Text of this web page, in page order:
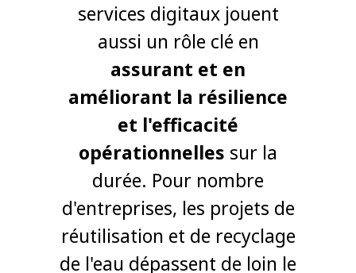
services digitaux jouent
aussi un rôle clé en
assurant et en
améliorant la résilience
et l'efficacité
opérationnelles sur la
durée. Pour nombre
d'entreprises, les projets de
réutilisation et de recyclage
de l'eau dépassent de loin le